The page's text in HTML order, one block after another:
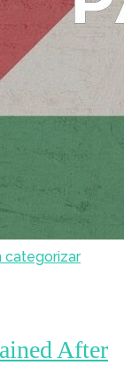
categorizar
After